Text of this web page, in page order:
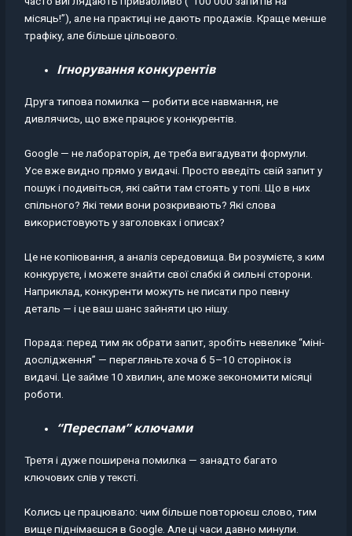
місяць!”), але на практиці не дають продажів. Краще менше
трафіку, але більше цільового.
Ігнорування конкурентів
Друга типова помилка — робити все навмання, не
дивлячись, що вже працює у конкурентів.
Google — не лабораторія, де треба вигадувати формули.
Усе вже видно прямо у видачі. Просто введіть свій запит у
пошук і подивіться, які сайти там стоять у топі. Що в них
спільного? Які теми вони розкривають? Які слова
використовують у заголовках і описах?
Це не копіювання, а аналіз середовища. Ви розумієте, з ким
конкуруєте, і можете знайти свої слабкі й сильні сторони.
Наприклад, конкуренти можуть не писати про певну
деталь — і це ваш шанс зайняти цю нішу.
Порада: перед тим як обрати запит, зробіть невелике “міні-
дослідження” — перегляньте хоча б 5–10 сторінок із
видачі. Це займе 10 хвилин, але може зекономити місяці
роботи.
“Переспам” ключами
Третя і дуже поширена помилка — занадто багато
ключових слів у тексті.
Колись це працювало: чим більше повторюєш слово, тим
вище піднімаєшся в Google. Але ці часи давно минули.